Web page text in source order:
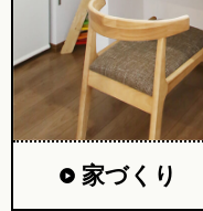
家づくり